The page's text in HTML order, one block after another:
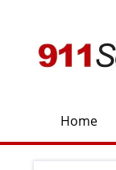
Home